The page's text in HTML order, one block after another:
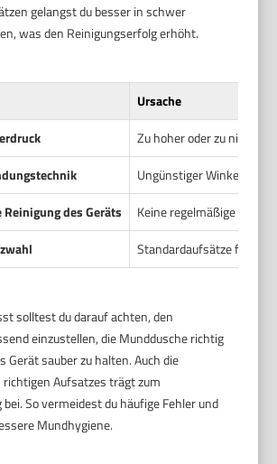
gelangst du besser in schwer
was den Reinigungserfolg erhöht.
Ursache
Zu hoher oder zu
Ungünstiger Winkel oder
des Geräts
Keine regelmäßige
Standardaufsätze für alle
solltest du darauf achten, den
einzustellen, die Munddusche richtig
Gerät sauber zu halten. Auch die
Aufsatzes trägt zum
So vermeidest du häufige Fehler und
Mundhygiene.